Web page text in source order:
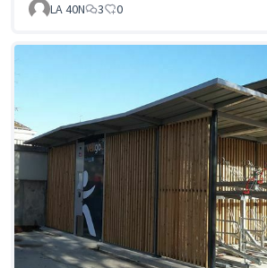
LA 40N 3 0